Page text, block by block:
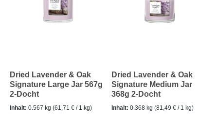
Durchschnittliche Bewertung von 5 von 5 SternenDurchschnittliche Bewertung
Dried Lavender & Oak
Signature Large Jar 567g
2-Docht
Inhalt: 0.567 kg (61,71 € / 1 kg)
Dried Lavender & Oak
Signature Medium Jar
368g 2-Docht
Inhalt: 0.368 kg (81,49 € / 1 kg)